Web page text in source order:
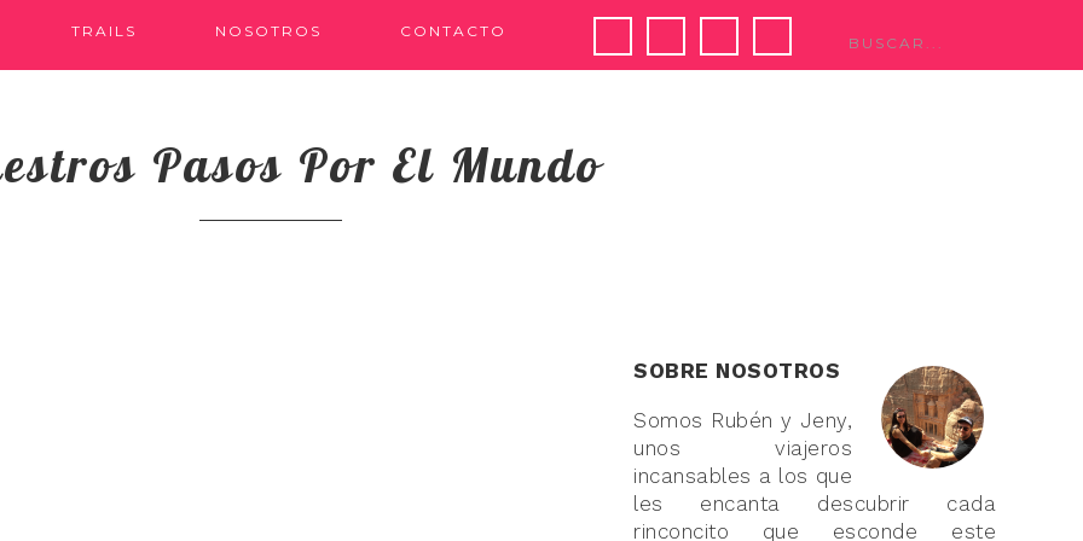
TRAILS NOSOTROS CONTACTO
Pasos Por El Mundo
SOBRE NOSOTROS
Somos Rubén y Jeny,
unos viajeros
incansables a los que
les encanta descubrir cada
rinconcito que esconde este